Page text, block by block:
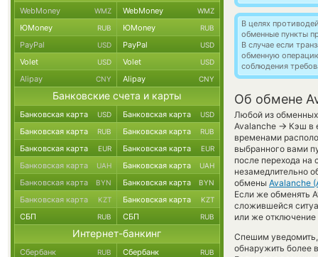
В целях
обменные пункты
В случае если
обменную
соблюдения
Об обмене
Любой из обменных
Avalanche → Кэш в
временами
выбранного вами
после перехода на
незамедлительно
обмены Avalanche
Если же обменять
сложившейся
или же отключение
Спешим
обнаружить более
WebMoney WMZ WebMoney WMZ
ЮMoney RUB ЮMoney RUB
PayPal USD PayPal USD
Volet USD Volet USD
Alipay CNY Alipay CNY
Банковские счета и карты
Банковская карта USD Банковская карта USD
Банковская карта RUB Банковская карта RUB
Банковская карта EUR Банковская карта EUR
Банковская карта UAH Банковская карта UAH
Банковская карта BYN Банковская карта BYN
Банковская карта KZT Банковская карта KZT
СБП RUB СБП RUB
Интернет-банкинг
Сбербанк RUB Сбербанк RUB